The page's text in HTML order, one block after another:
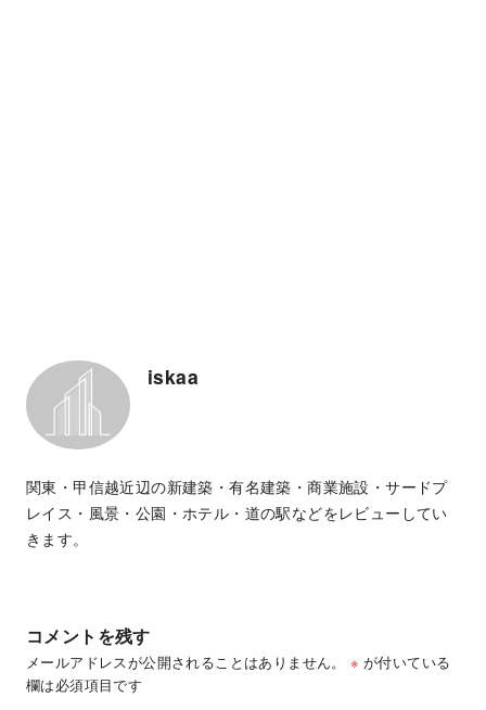
iskaa
関東・甲信越近辺の新建築・有名建築・商業施設・サードプ
レイス・風景・公園・ホテル・道の駅などをレビューしてい
きます。
コメントを残す
メールアドレスが公開されることはありません。 ※ が付いている
欄は必須項目です